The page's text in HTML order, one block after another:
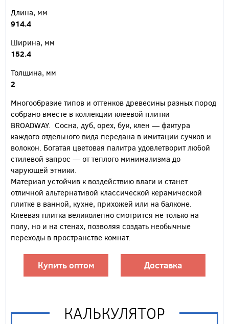
Длина, мм
914.4
Ширина, мм
152.4
Толщина, мм
2
Многообразие типов и оттенков древесины разных пород
собрано вместе в коллекции клеевой плитки
BROADWAY. Сосна, дуб, орех, бук, клен — фактура
каждого отдельного вида передана в имитации сучков и
волокон. Богатая цветовая палитра удовлетворит любой
стилевой запрос — от теплого минимализма до
чарующей этники.
Материал устойчив к воздействию влаги и станет
отличной альтернативой классической керамической
плитке в ванной, кухне, прихожей или на балконе.
Клеевая плитка великолепно смотрится не только на
полу, но и на стенах, позволяя создать необычные
переходы в пространстве комнат.
Купить оптом Доставка
КАЛЬКУЛЯТОР